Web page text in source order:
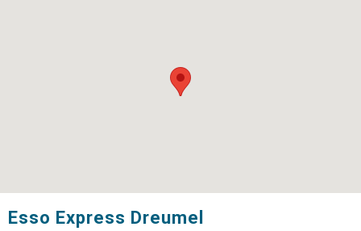
Esso Express Dreumel